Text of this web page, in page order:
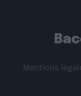
Mentions